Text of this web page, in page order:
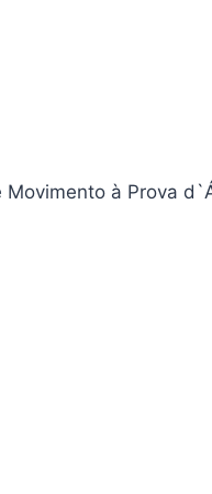
Movimento à Prova